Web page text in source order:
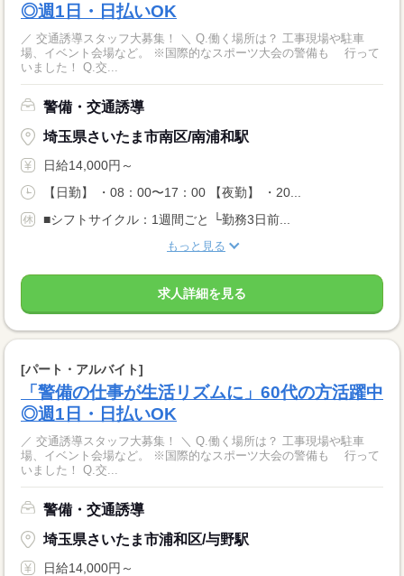
◎週1日・日払いOK
／ 交通誘導スタッフ大募集！ ＼ Q.働く場所は？ 工事現場や駐車
場、イベント会場など。 ※国際的なスポーツ大会の警備も 行って
いました！ Q.交...
警備・交通誘導
埼玉県さいたま市南区/南浦和駅
日給14,000円～
【日勤】 ・08：00〜17：00 【夜勤】 ・20...
■シフトサイクル：1週間ごと └勤務3日前...
もっと見る
求人詳細を見る
[パート・アルバイト]
「警備の仕事が生活リズムに」60代の方活躍中
◎週1日・日払いOK
／ 交通誘導スタッフ大募集！ ＼ Q.働く場所は？ 工事現場や駐車
場、イベント会場など。 ※国際的なスポーツ大会の警備も 行って
いました！ Q.交...
警備・交通誘導
埼玉県さいたま市浦和区/与野駅
日給14,000円～